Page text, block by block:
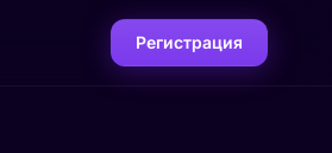
Регистрация